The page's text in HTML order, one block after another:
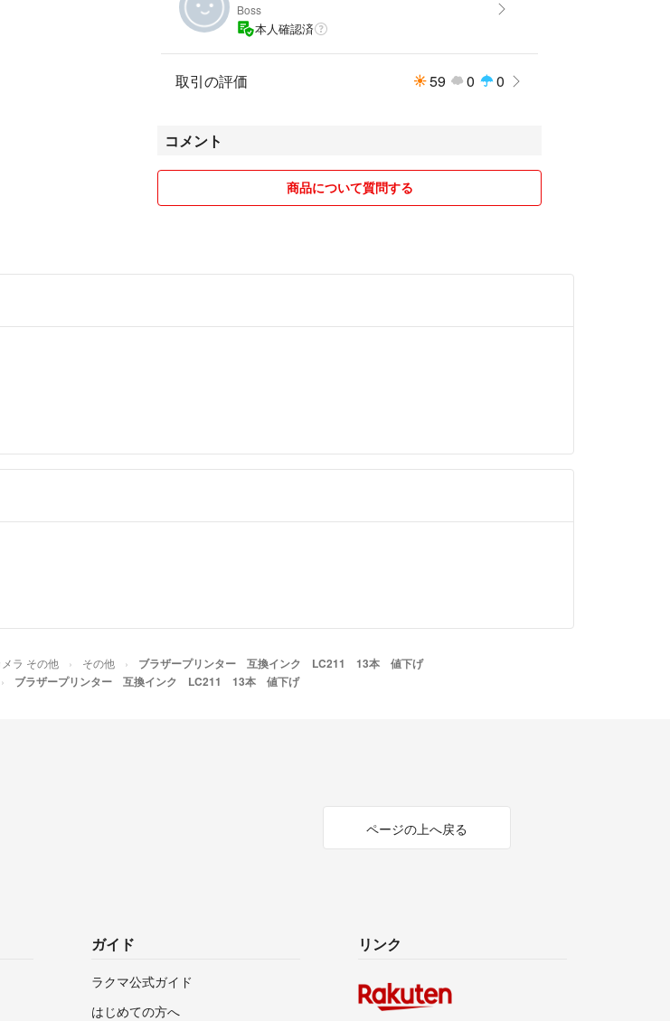
Boss
本人確認済
取引の評価 59 0 0
コメント
商品について質問する
ラ その他 その他 ブラザープリンター 互換インク LC211 13本 値下げ
ブラザープリンター 互換インク LC211 13本 値下げ
ページの上へ戻る
ガイド
ラクマ公式ガイド
はじめての方へ
リンク